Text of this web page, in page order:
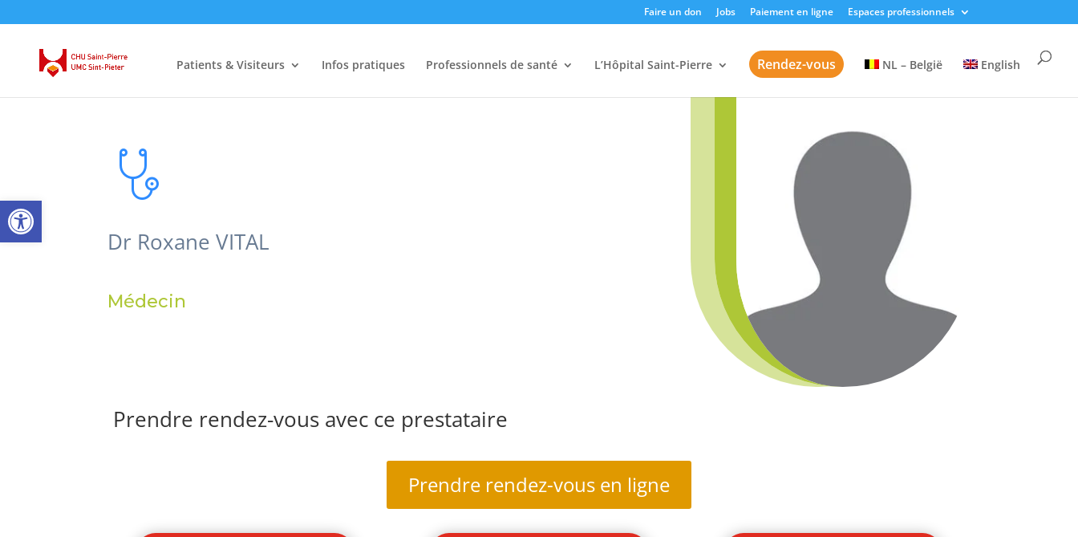
Ouvrir la barre d’outils
Faire un don Jobs Paiement en ligne Espaces professionnels
Patients & Visiteurs Infos pratiques Professionnels de santé L’Hôpital Saint-Pierre Rendez-vous NL – België English
Dr Roxane VITAL
Médecin
Prendre rendez-vous avec ce prestataire
Prendre rendez-vous en ligne